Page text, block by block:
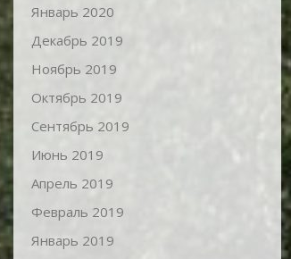
Январь 2020
Декабрь 2019
Ноябрь 2019
Октябрь 2019
Сентябрь 2019
Июнь 2019
Апрель 2019
Февраль 2019
Январь 2019